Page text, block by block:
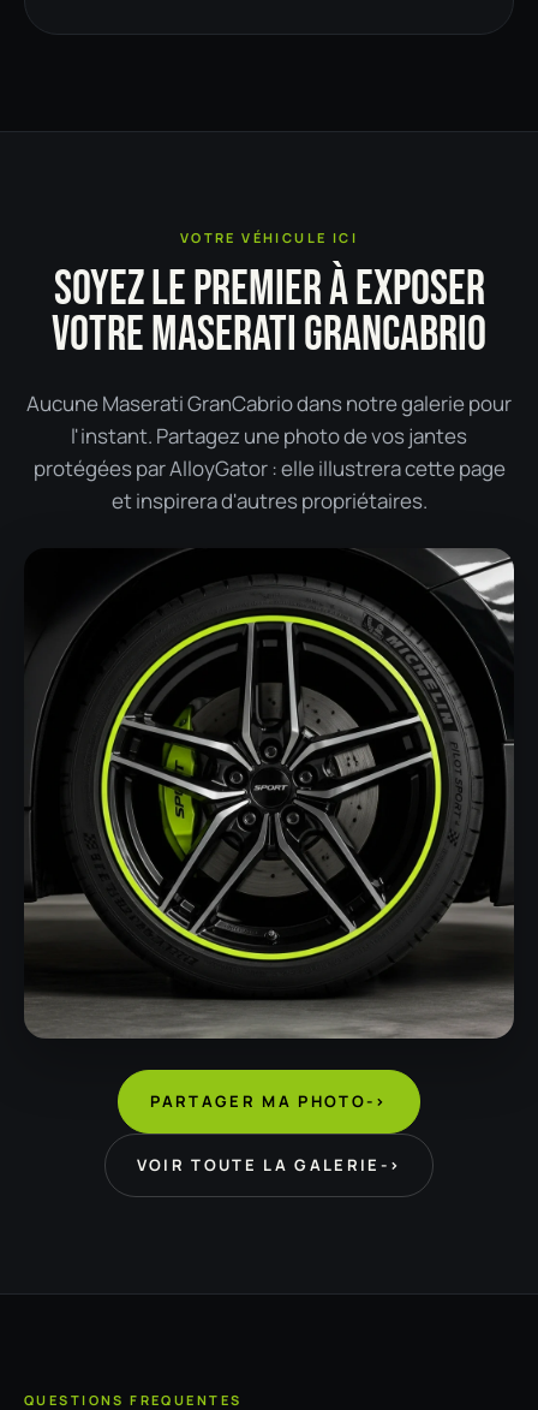
VOTRE VÉHICULE ICI
SOYEZ LE PREMIER À EXPOSER
VOTRE MASERATI GRANCABRIO
Aucune Maserati GranCabrio dans notre galerie pour
l'instant. Partagez une photo de vos jantes
protégées par AlloyGator : elle illustrera cette page
et inspirera d'autres propriétaires.
PARTAGER MA PHOTO->
VOIR TOUTE LA GALERIE ->
QUESTIONS FREQUENTES